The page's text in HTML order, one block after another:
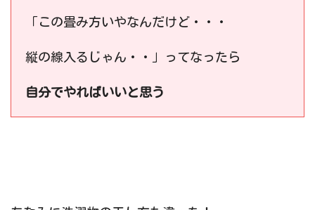
「この畳み方いやなんだけど・・・
縦の線入るじゃん・・」ってなったら
自分でやればいいと思う